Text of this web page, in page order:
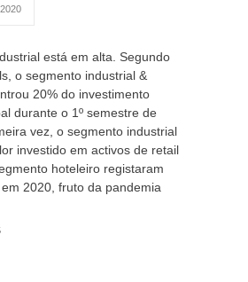
está em alta. Segundo
o segmento industrial &
20% do investimento
durante o 1º semestre de
vez, o segmento industrial
investido em activos de retail
hoteleiro registaram
2020, fruto da pandemia